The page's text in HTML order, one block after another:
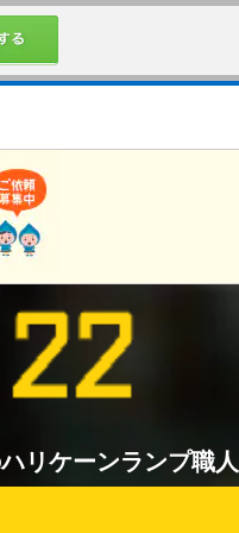
リケーンランプ職人